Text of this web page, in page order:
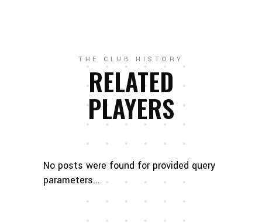
THE CLUB HISTORY
RELATED
PLAYERS
No posts were found for provided query
parameters...